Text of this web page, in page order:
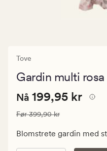
Tove
Gardin multi
Nåværende
199,95
kr.
Nåværende pris
Nå 199,95 kr
Vanlig pris 399,90 kr
Før399,90 kr
Blomstrete gardin med